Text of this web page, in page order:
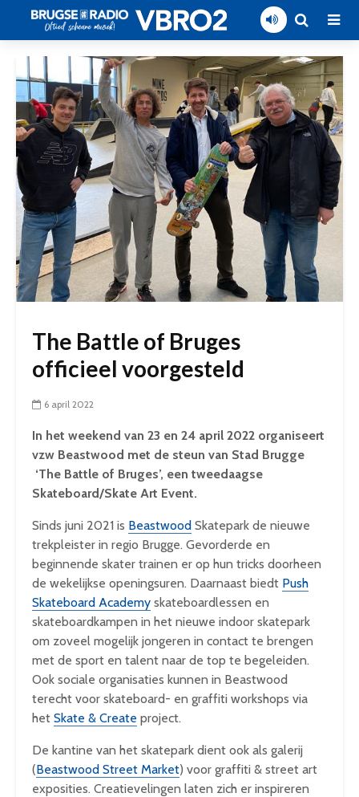
The Battle of Bruges
officieel voorgesteld
6 april 2022
In het weekend van 23 en 24 april 2022 organiseert
vzw Beastwood met de steun van Stad Brugge
‘The Battle of Bruges’, een tweedaagse
Skateboard/Skate Art Event.
Sinds juni 2021 is Beastwood Skatepark de nieuwe
trekpleister in regio Brugge. Gevorderde en
beginnende skater trainen er op hun tricks doorheen
de wekelijkse openingsuren. Daarnaast biedt Push
Skateboard Academy skateboardlessen en
skateboardkampen in het nieuwe indoor skatepark
om zoveel mogelijk jongeren in contact te brengen
met de sport en talent naar de top te begeleiden.
Ook sociale organisaties kunnen in Beastwood
terecht voor skateboard- en graffiti workshops via
het Skate & Create project.
De kantine van het skatepark dient ook als galerij
(Beastwood Street Market) voor graffiti & street art
exposities. Creatievelingen laten zich er inspireren